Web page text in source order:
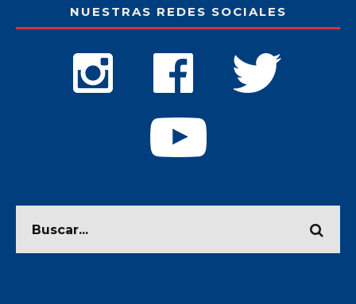
NUESTRAS REDES SOCIALES